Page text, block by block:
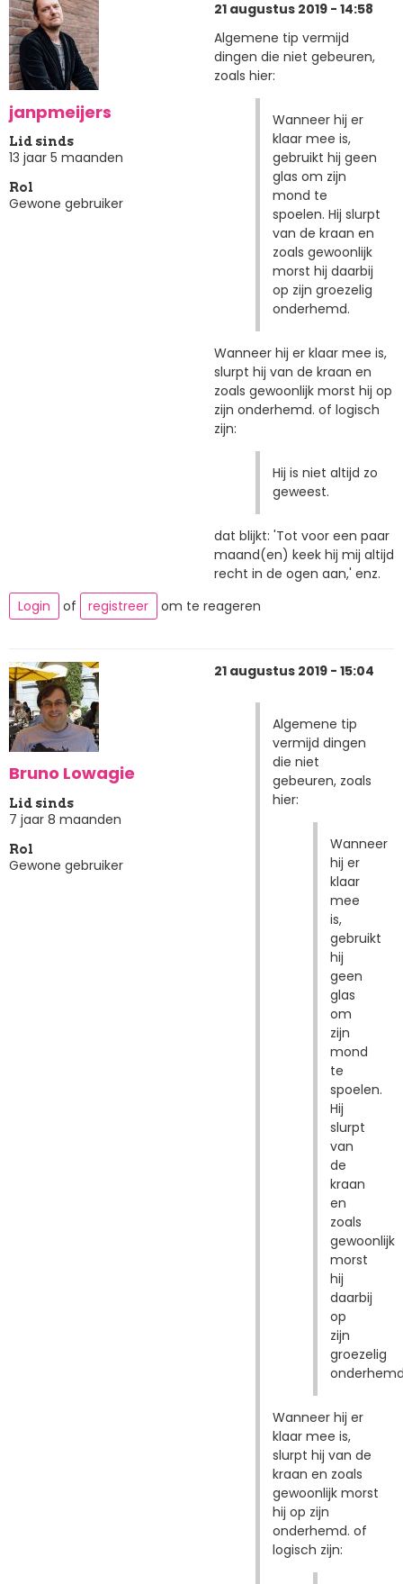
janpmeijers
Lid sinds
13 jaar 5 maanden
Rol
Gewone gebruiker
21 augustus 2019 - 14:58
Algemene tip vermijd
dingen die niet gebeuren,
zoals hier:
Wanneer hij er
klaar mee is,
gebruikt hij geen
glas om zijn
mond te
spoelen. Hij slurpt
van de kraan en
zoals gewoonlijk
morst hij daarbij
op zijn groezelig
onderhemd.
Wanneer hij er klaar mee is,
slurpt hij van de kraan en
zoals gewoonlijk morst hij op
zijn onderhemd. of logisch
zijn:
Hij is niet altijd zo
geweest.
dat blijkt: 'Tot voor een paar
maand(en) keek hij mij altijd
recht in de ogen aan,' enz.
Login
of registreer om te reageren
Bruno Lowagie
Lid sinds
7 jaar 8 maanden
Rol
Gewone gebruiker
21 augustus 2019 - 15:04
Algemene tip
vermijd dingen
die niet
gebeuren, zoals
hier:
Wanneer
hij er
klaar
mee
is,
gebruikt
hij
geen
glas
om
zijn
mond
te
spoelen.
Hij
slurpt
van
de
kraan
en
zoals
gewoonlijk
morst
hij
daarbij
op
zijn
groezelig
Wanneer hij er
klaar mee is,
slurpt hij van de
kraan en zoals
gewoonlijk morst
hij op zijn
onderhemd. of
logisch zijn: